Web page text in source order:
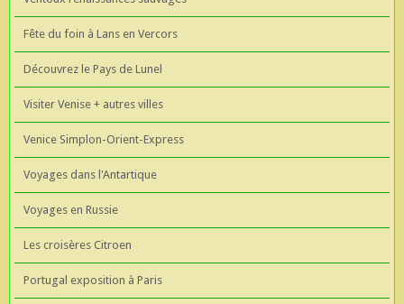
Fête du foin à Lans en Vercors
Découvrez le Pays de Lunel
Visiter Venise + autres villes
Venice Simplon-Orient-Express
Voyages dans l'Antartique
Voyages en Russie
Les croisères Citroen
Portugal exposition à Paris